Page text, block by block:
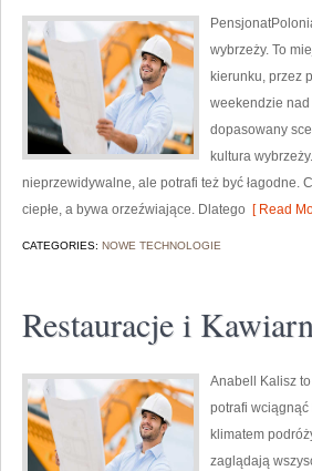
wybrzeży. To
kierunku, przez
weekendzie nad
dopasowany
kultura
nieprzewidywalne, ale potrafi też być łagodne.
ciepłe, a bywa orzeźwiające. Dlatego [ Read
CATEGORIES: NOWE TECHNOLOGIE
Restauracje i
Anabell Kalisz
potrafi wciągnąć
klimatem
zaglądają